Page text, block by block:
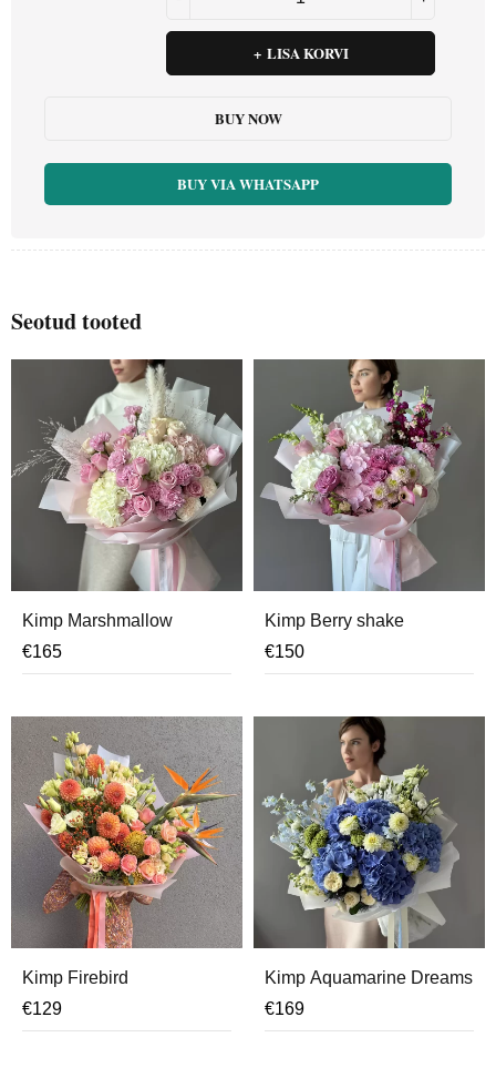
LISA KORVI
BUY NOW
BUY VIA WHATSAPP
Seotud tooted
Kimp Marshmallow
€165
Kimp Berry shake
€150
Kimp Firebird
€129
Kimp Aquamarine Dreams
€169